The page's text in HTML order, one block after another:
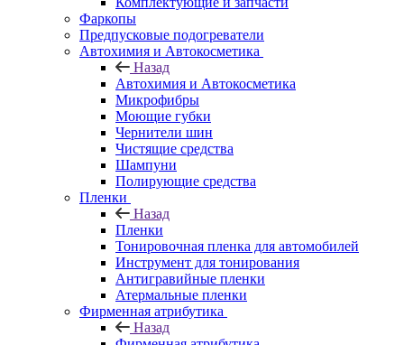
Фаркопы
Предпусковые подогреватели
Автохимия и Автокосметика
Назад
Автохимия и Автокосметика
Микрофибры
Моющие губки
Чернители шин
Чистящие средства
Шампуни
Полирующие средства
Пленки
Назад
Пленки
Тонировочная пленка для автомобилей
Инструмент для тонирования
Антигравийные пленки
Атермальные пленки
Фирменная атрибутика
Назад